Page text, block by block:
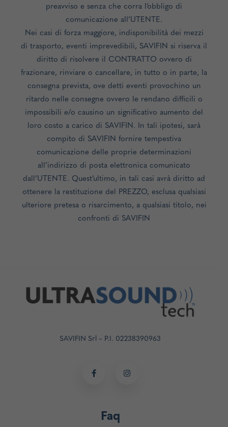
preavviso e senza che corra l’obbligo di
comunicazione all’UTENTE.
Nei casi di forza maggiore, indisponibilità dei mezzi
di trasporto, eventi imprevedibili, SAVIFIN si riserva il
diritto di risolvere il CONTRATTO ovvero di
frazionare, rinviare o cancellare, in tutto o in parte, la
consegna prevista, ove detti eventi provochino un
ritardo nelle consegne ovvero le rendano difficili o
impossibili e/o causino un significativo aumento del
loro costo a carico di SAVIFIN. In tali ipotesi, sarà
compito di SAVIFIN fornire tempestiva
comunicazione delle proprie determinazioni
all’indirizzo di posta elettronica comunicato
dall’UTENTE. Quest’ultimo, in tali casi avrà diritto ad
ottenere la restituzione del PREZZO, esclusa qualsiasi
ulteriore pretesa o risarcimento, a qualsiasi titolo, nei
confronti di SAVIFIN
SAVIFIN Srl – P.I. 02238390963
Faq